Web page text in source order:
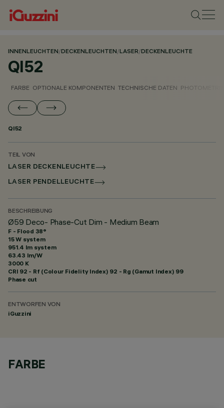
INNENLEUCHTEN/DECKENLEUCHTEN/LASER/DECKENLEUCHTE
QI52
FARBE OPTIONALE KOMPONENTEN TECHNISCHE DATEN
QI52
TEIL VON
LASER DECKENLEUCHTE
LASER PENDELLEUCHTE
BESCHREIBUNG
Ø59 Deco- Phase-Cut Dim - Medium Beam
F - Flood 38°
15 W system
951.4 lm system
63.43 lm/W
3000 K
CRI 92 - Rf (Colour Fidelity Index) 92 - Rg (Gamut Index) 99
Phase cut
ENTWORFEN VON
iGuzzini
FARBE